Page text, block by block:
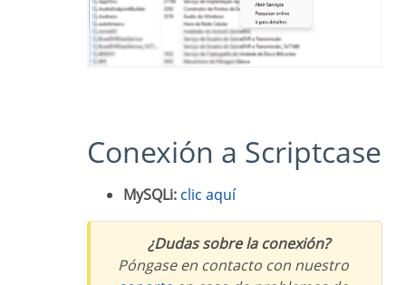
Conexión a Scriptcase
MySQLi: clic aquí
¿Dudas sobre la conexión?
Póngase en contacto con nuestro